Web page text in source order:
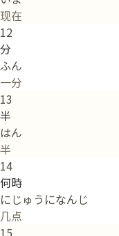
现在
12
分
ふん
一分
13
半
はん
半
14
何時
にじゅうになんじ
几点
15